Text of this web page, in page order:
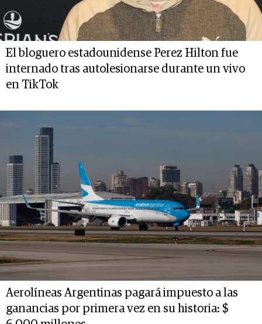
El bloguero estadounidense Perez Hilton fue
internado tras autolesionarse durante un vivo
en TikTok
Aerolíneas Argentinas pagará impuesto a las
ganancias por primera vez en su historia: $